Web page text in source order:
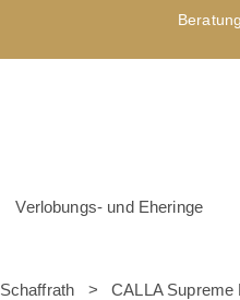
Verlobungs- und Eheringe
Schaffrath > CALLA Supreme